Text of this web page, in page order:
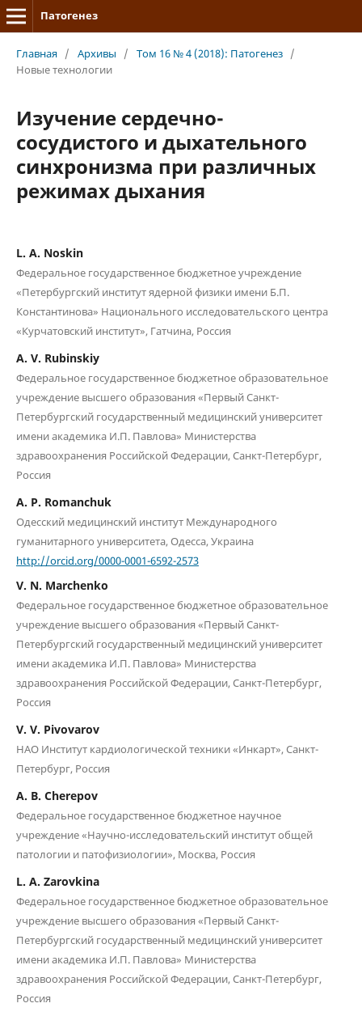
Патогенез
Главная / Архивы / Том 16 № 4 (2018): Патогенез /
Новые технологии
Изучение сердечно-
сосудистого и дыхательного
синхронизма при различных
режимах дыхания
L. A. Noskin
Федеральное государственное бюджетное учреждение
«Петербургский институт ядерной физики имени Б.П.
Константинова» Национального исследовательского центра
«Курчатовский институт», Гатчина, Россия
A. V. Rubinskiy
Федеральное государственное бюджетное образовательное
учреждение высшего образования «Первый Санкт-
Петербургский государственный медицинский университет
имени академика И.П. Павлова» Министерства
здравоохранения Российской Федерации, Санкт-Петербург,
Россия
A. P. Romanchuk
Одесский медицинский институт Международного
гуманитарного университета, Одесса, Украина
http://orcid.org/0000-0001-6592-2573
V. N. Marchenko
Федеральное государственное бюджетное образовательное
учреждение высшего образования «Первый Санкт-
Петербургский государственный медицинский университет
имени академика И.П. Павлова» Министерства
здравоохранения Российской Федерации, Санкт-Петербург,
Россия
V. V. Pivovarov
НАО Институт кардиологической техники «Инкарт», Санкт-
Петербург, Россия
A. B. Cherepov
Федеральное государственное бюджетное научное
учреждение «Научно-исследовательский институт общей
патологии и патофизиологии», Москва, Россия
L. A. Zarovkina
Федеральное государственное бюджетное образовательное
учреждение высшего образования «Первый Санкт-
Петербургский государственный медицинский университет
имени академика И.П. Павлова» Министерства
здравоохранения Российской Федерации, Санкт-Петербург,
Россия